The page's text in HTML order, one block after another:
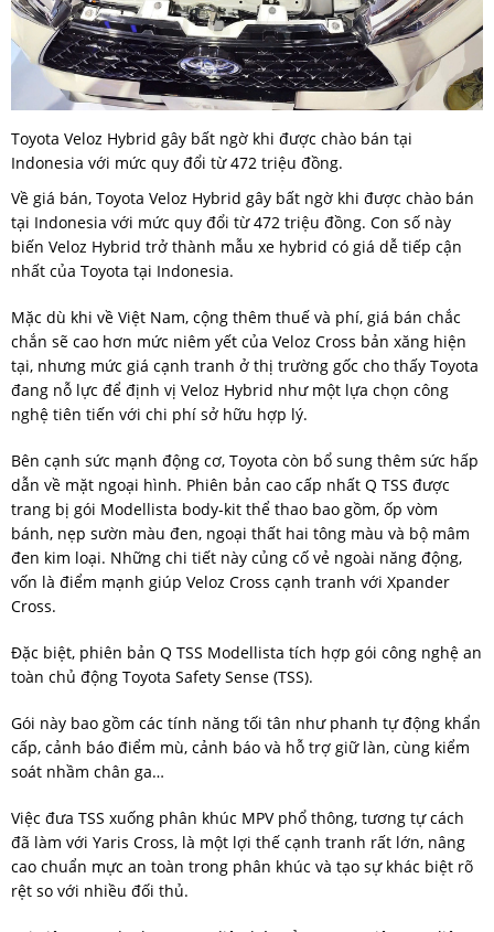
Toyota Veloz Hybrid gây bất ngờ khi được chào bán tại
Indonesia với mức quy đổi từ 472 triệu đồng.
Về giá bán, Toyota Veloz Hybrid gây bất ngờ khi được chào bán
tại Indonesia với mức quy đổi từ 472 triệu đồng. Con số này
biến Veloz Hybrid trở thành mẫu xe hybrid có giá dễ tiếp cận
nhất của Toyota tại Indonesia.
Mặc dù khi về Việt Nam, cộng thêm thuế và phí, giá bán chắc
chắn sẽ cao hơn mức niêm yết của Veloz Cross bản xăng hiện
tại, nhưng mức giá cạnh tranh ở thị trường gốc cho thấy Toyota
đang nỗ lực để định vị Veloz Hybrid như một lựa chọn công
nghệ tiên tiến với chi phí sở hữu hợp lý.
Bên cạnh sức mạnh động cơ, Toyota còn bổ sung thêm sức hấp
dẫn về mặt ngoại hình. Phiên bản cao cấp nhất Q TSS được
trang bị gói Modellista body-kit thể thao bao gồm, ốp vòm
bánh, nẹp sườn màu đen, ngoại thất hai tông màu và bộ mâm
đen kim loại. Những chi tiết này củng cố vẻ ngoài năng động,
vốn là điểm mạnh giúp Veloz Cross cạnh tranh với Xpander
Cross.
Đặc biệt, phiên bản Q TSS Modellista tích hợp gói công nghệ an
toàn chủ động Toyota Safety Sense (TSS).
Gói này bao gồm các tính năng tối tân như phanh tự động khẩn
cấp, cảnh báo điểm mù, cảnh báo và hỗ trợ giữ làn, cùng kiểm
soát nhầm chân ga…
Việc đưa TSS xuống phân khúc MPV phổ thông, tương tự cách
đã làm với Yaris Cross, là một lợi thế cạnh tranh rất lớn, nâng
cao chuẩn mực an toàn trong phân khúc và tạo sự khác biệt rõ
rệt so với nhiều đối thủ.